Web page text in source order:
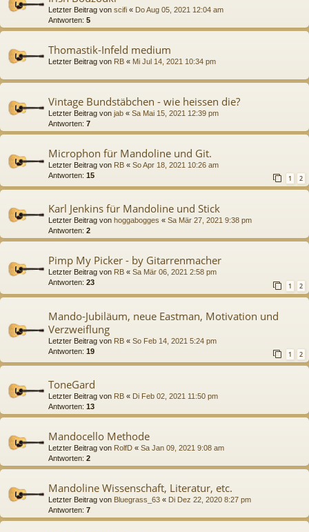
Letzter Beitrag von scifi « Do Aug 05, 2021 12:04 am
Antworten: 5
Thomastik-Infeld medium
Letzter Beitrag von RB « Mi Jul 14, 2021 10:34 pm
Vintage Bundstäbchen - wie heissen die?
Letzter Beitrag von jab « Sa Mai 15, 2021 12:39 pm
Antworten: 7
Microphon für Mandoline und Git.
Letzter Beitrag von RB « So Apr 18, 2021 10:26 am
Antworten: 15 1 2
Karl Jenkins für Mandoline und Stick
Letzter Beitrag von hoggabogges « Sa Mär 27, 2021 9:38 pm
Antworten: 2
Pimp My Picker - by Gitarrenmacher
Letzter Beitrag von RB « Sa Mär 06, 2021 2:58 pm
Antworten: 23 1 2
Mando-Jubiläum, neue Eastman, Motivation und
Verzweiflung
Letzter Beitrag von RB « So Feb 14, 2021 5:24 pm
Antworten: 19 1 2
ToneGard
Letzter Beitrag von RB « Di Feb 02, 2021 11:50 pm
Antworten: 13
Mandocello Methode
Letzter Beitrag von RolfD « Sa Jan 09, 2021 9:08 am
Antworten: 2
Mandoline Wissenschaft, Literatur, etc.
Letzter Beitrag von Bluegrass_63 « Di Dez 22, 2020 8:27 pm
Antworten: 7